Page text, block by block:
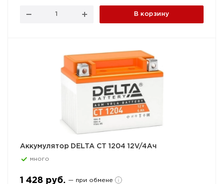
В корзину
Аккумулятор DELTA CT 1204 12V/4Ач
много
1 428 руб. — при обмене